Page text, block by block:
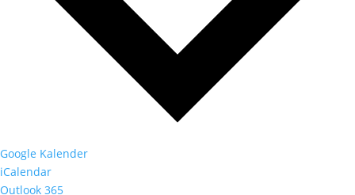
Google Kalender
iCalendar
Outlook 365